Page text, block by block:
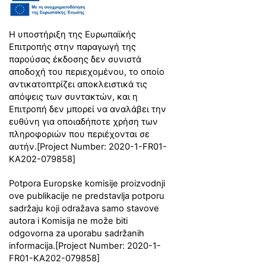
Η υποστήριξη της Ευρωπαϊκής
Επιτροπής στην παραγωγή της
παρούσας έκδοσης δεν συνιστά
αποδοχή του περιεχομένου, το οποίο
αντικατοπτρίζει αποκλειστικά τις
απόψεις των συντακτών, και η
Επιτροπή δεν μπορεί να αναλάβει την
ευθύνη για οποιαδήποτε χρήση των
πληροφοριών που περιέχονται σε
αυτήν.[Project Number: 2020-1-FR01-
KA202-079858]
Potpora Europske komisije proizvodnji
ove publikacije ne predstavlja potporu
sadržaju koji odražava samo stavove
autora i Komisija ne može biti
odgovorna za uporabu sadržanih
informacija.[Project Number: 2020-1-
FR01-KA202-079858]